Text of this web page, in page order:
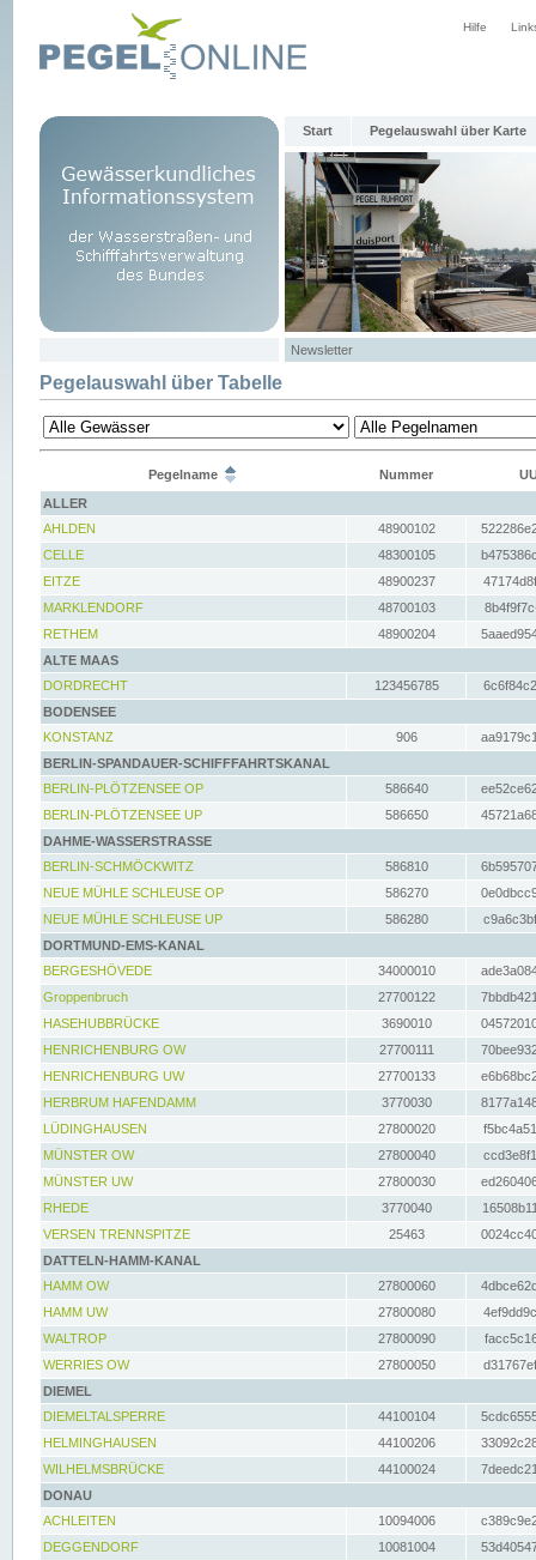
Hilfe
Start Pegelauswahl über Karte
Newsletter
Pegelauswahl über Tabelle
Pegelname Nummer
ALLER
AHLDEN
48900102
CELLE
48300105
EITZE
48900237
MARKLENDORF
48700103
RETHEM
48900204
ALTE MAAS
DORDRECHT
123456785
BODENSEE
KONSTANZ
906
BERLIN-SPANDAUER-SCHIFFFAHRTSKANAL
BERLIN-PLÖTZENSEE OP
586640
BERLIN-PLÖTZENSEE UP
586650
DAHME-WASSERSTRASSE
BERLIN-SCHMÖCKWITZ
586810
NEUE MÜHLE SCHLEUSE OP
586270
NEUE MÜHLE SCHLEUSE UP
586280
DORTMUND-EMS-KANAL
BERGESHÖVEDE
34000010
Groppenbruch
27700122
HASEHUBBRÜCKE
3690010
HENRICHENBURG OW
27700111
HENRICHENBURG UW
27700133
HERBRUM HAFENDAMM
3770030
LÜDINGHAUSEN
27800020
MÜNSTER OW
27800040
MÜNSTER UW
27800030
RHEDE
3770040
VERSEN TRENNSPITZE
25463
DATTELN-HAMM-KANAL
HAMM OW
27800060
HAMM UW
27800080
WALTROP
27800090
WERRIES OW
27800050
DIEMEL
DIEMELTALSPERRE
44100104
HELMINGHAUSEN
44100206
WILHELMSBRÜCKE
44100024
DONAU
ACHLEITEN
10094006
DEGGENDORF
10081004